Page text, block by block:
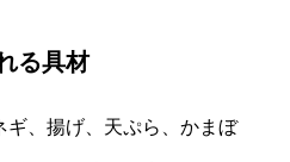
る具材
、揚げ、天ぷら、かまぼ